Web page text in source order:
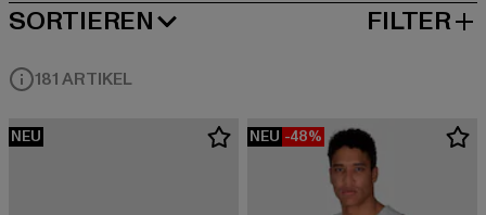
SORTIEREN
NEUESTE FILTER
181 ARTIKEL
NEU NEU -48%